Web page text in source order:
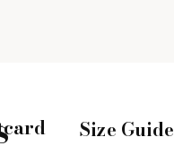
Size Guide